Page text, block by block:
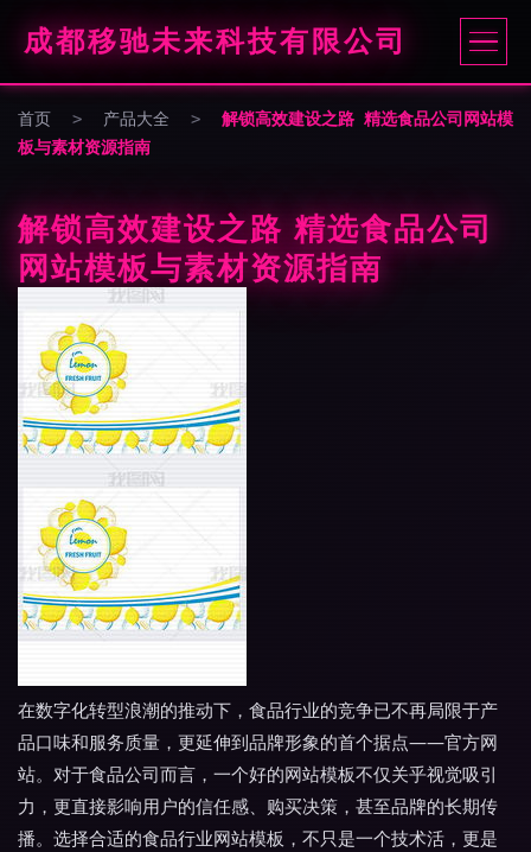
成都移驰未来科技有限公司
首页 > 产品大全 >
解锁高效建设之路 精选食品公司网站模
板与素材资源指南
解锁高效建设之路 精选食品公司
网站模板与素材资源指南
在数字化转型浪潮的推动下，食品行业的竞争已不再局限于产
品口味和服务质量，更延伸到品牌形象的首个据点——官方网
站。对于食品公司而言，一个好的网站模板不仅关乎视觉吸引
力，更直接影响用户的信任感、购买决策，甚至品牌的长期传
播。选择合适的食品行业网站模板，不只是一个技术活，更是